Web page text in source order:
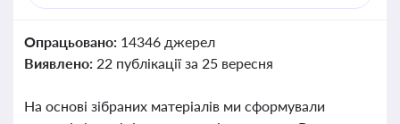
Опрацьовано: 14346 джерел
Виявлено: 22 публікації за 25 вересня
На основі зібраних матеріалів ми сформували